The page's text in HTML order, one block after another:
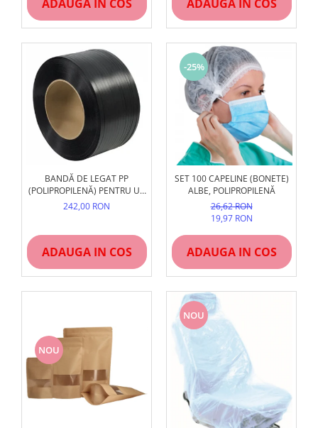
ADAUGA IN COS ADAUGA IN COS
BANDĂ DE LEGAT PP
(POLIPROPILENĂ) PENTRU UZ
MANUAL, NEGRU,
REZISTENTĂ
242,00 RON
ADAUGA IN COS
-25%
SET 100 CAPELINE (BONETE)
ALBE, POLIPROPILENĂ
26,62 RON
19,97 RON
ADAUGA IN COS
NOU
NOU